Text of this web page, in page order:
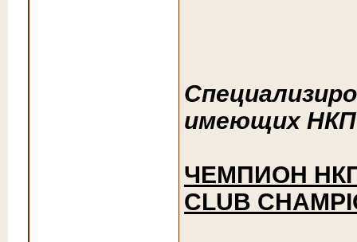
имеющих
ЧЕМПИОН НКП
CLUB